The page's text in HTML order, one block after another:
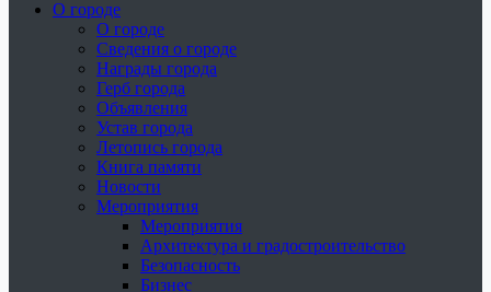
О городе
О городе
Сведения о городе
Награды города
Герб города
Объявления
Устав города
Летопись города
Книга памяти
Новости
Мероприятия
Мероприятия
Архитектура и градостроительство
Безопасность
Бизнес